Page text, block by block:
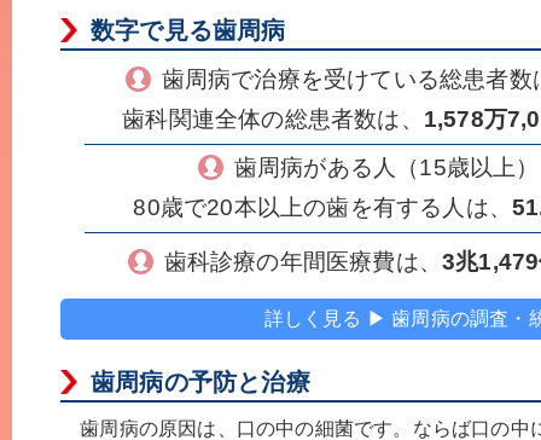
数字で見る歯周病
歯周病で治療を受けている総患者数
歯科関連全体の総患者数は、 1,578万
歯周病がある人（15歳以上
80歳で20本以上の歯を有する人は、
歯科診療の年間医療費は、 3兆
詳しく見る ▶ 歯周病の調査・
歯周病の予防と治療
歯周病の原因は、口の中の細菌です。ならば口の中